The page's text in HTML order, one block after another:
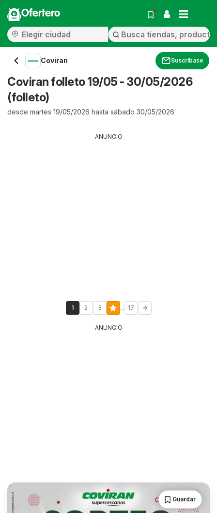
Ofertero
Coviran Suscríbase
Coviran folleto 19/05 - 30/05/2026
(folleto)
desde martes 19/05/2026 hasta sábado 30/05/2026
ANUNCIO
1 2 3 ... 17
ANUNCIO
Guardar